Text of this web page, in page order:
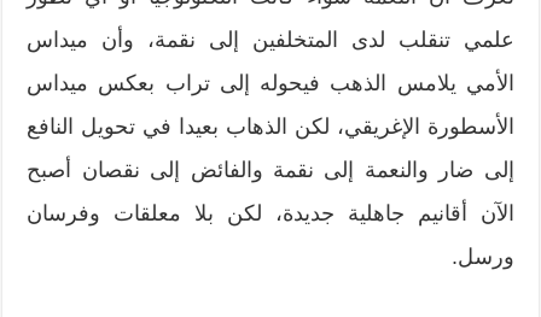
علمي تنقلب لدى المتخلفين إلى نقمة، وأن ميداس
الأمي يلامس الذهب فيحوله إلى تراب بعكس ميداس
الأسطورة الإغريقي، لكن الذهاب بعيدا في تحويل النافع
إلى ضار والنعمة إلى نقمة والفائض إلى نقصان أصبح
الآن أقانيم جاهلية جديدة، لكن بلا معلقات وفرسان
ورسل.